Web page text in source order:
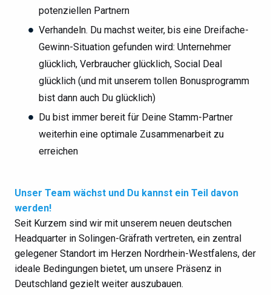
potenziellen Partnern
Verhandeln. Du machst weiter, bis eine Dreifache-
Gewinn-Situation gefunden wird: Unternehmer
glücklich, Verbraucher glücklich, Social Deal
glücklich (und mit unserem tollen Bonusprogramm
bist dann auch Du glücklich)
Du bist immer bereit für Deine Stamm-Partner
weiterhin eine optimale Zusammenarbeit zu
erreichen
Unser Team wächst und Du kannst ein Teil davon
werden!
Seit Kurzem sind wir mit unserem neuen deutschen
Headquarter in Solingen-Gräfrath vertreten, ein zentral
gelegener Standort im Herzen Nordrhein-Westfalens, der
ideale Bedingungen bietet, um unsere Präsenz in
Deutschland gezielt weiter auszubauen.